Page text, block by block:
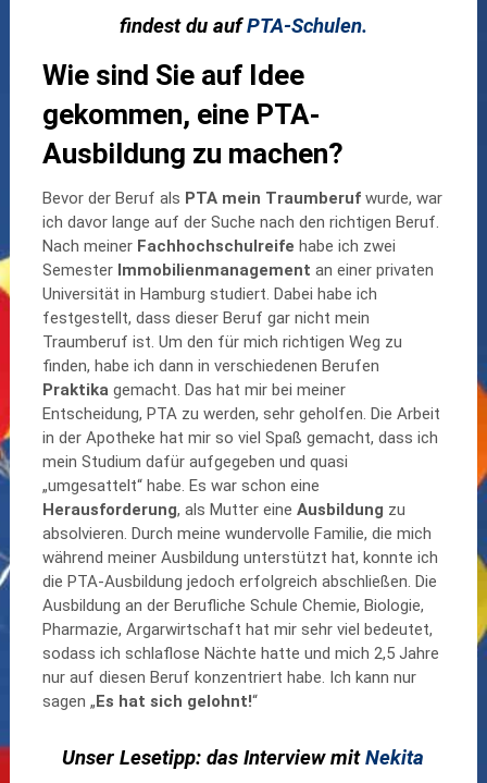
findest du aufPTA-Schulen.
Wie sind Sie auf Idee
gekommen, eine PTA-
Ausbildung zu machen?
Bevor der Beruf als PTA mein Traumberufwurde, war
ich davor lange auf der Suche nach den richtigen Beruf.
Nach meiner Fachhochschulreife habe ich zwei
Semester Immobilienmanagement an einer privaten
Universität in Hamburg studiert. Dabei habe ich
festgestellt, dass dieser Beruf gar nicht mein
Traumberuf ist. Um den für mich richtigen Weg zu
finden, habe ich dann in verschiedenen Berufen
Praktika gemacht. Das hat mir bei meiner
Entscheidung, PTA zu werden, sehr geholfen. Die Arbeit
in der Apotheke hat mir so viel Spaß gemacht, dass ich
mein Studium dafür aufgegeben und quasi
„umgesattelt“ habe. Es war schon eine
Herausforderung, als Mutter eine Ausbildung zu
absolvieren. Durch meine wundervolle Familie, die mich
während meiner Ausbildung unterstützt hat, konnte ich
die PTA-Ausbildung jedoch erfolgreich abschließen. Die
Ausbildung an der Berufliche Schule Chemie, Biologie,
Pharmazie, Argarwirtschaft hat mir sehr viel bedeutet,
sodass ich schlaflose Nächte hatte und mich 2,5 Jahre
nur auf diesen Beruf konzentriert habe. Ich kann nur
sagen „Es hat sich gelohnt!“
Unser Lesetipp: das Interview mitNekita